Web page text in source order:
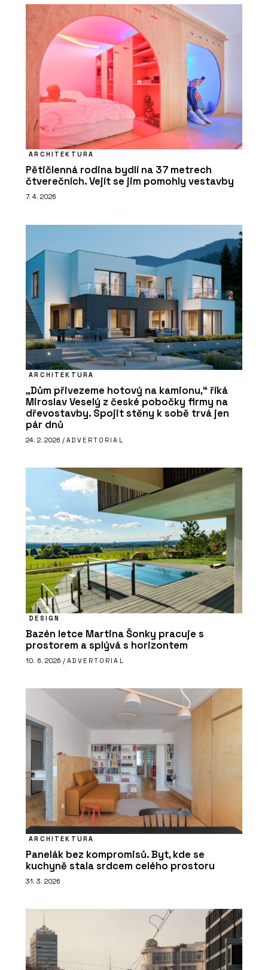
ARCHITEKTURA
Pětičlenná rodina bydlí na 37 metrech
čtverečních. Vejít se jim pomohly vestavby
7. 4. 2026
ARCHITEKTURA
„Dům přivezeme hotový na kamionu,“ říká
Miroslav Veselý z české pobočky firmy na
dřevostavby. Spojit stěny k sobě trvá jen
pár dnů
24. 2. 2026 / ADVERTORIAL
DESIGN
Bazén letce Martina Šonky pracuje s
prostorem a splývá s horizontem
10. 6. 2026 / ADVERTORIAL
ARCHITEKTURA
Panelák bez kompromisů. Byt, kde se
kuchyně stala srdcem celého prostoru
31. 3. 2026